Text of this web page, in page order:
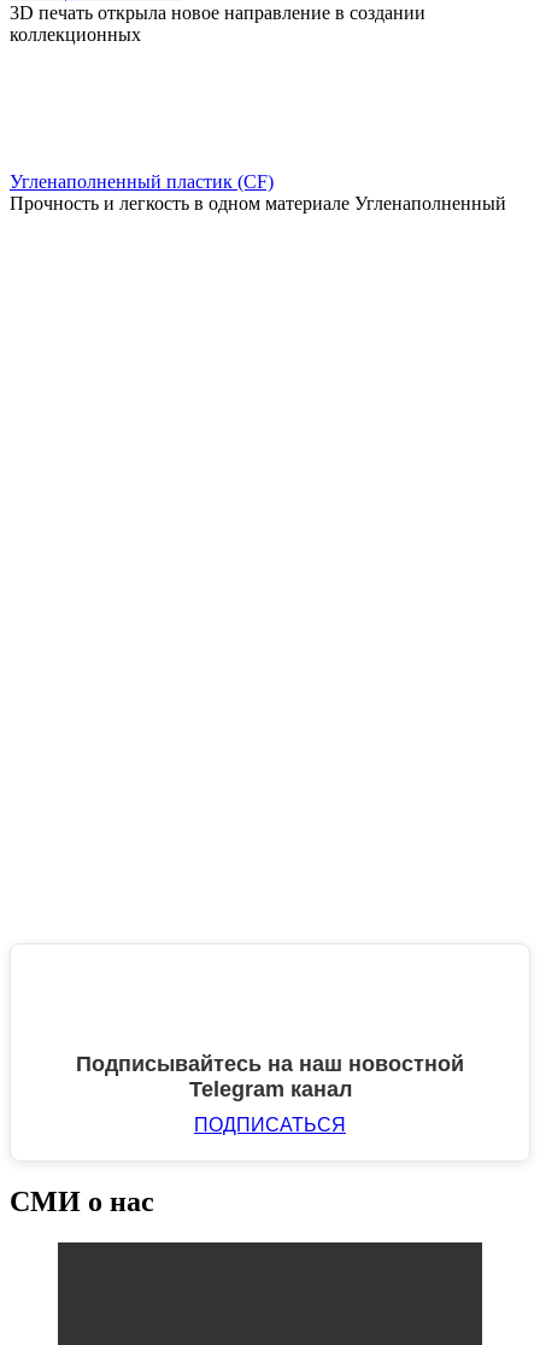
3D печать открыла новое направление в создании
коллекционных
Угленаполненный пластик (CF)
Прочность и легкость в одном материале Угленаполненный
Подписывайтесь на наш новостной
Telegram канал
ПОДПИСАТЬСЯ
СМИ о нас